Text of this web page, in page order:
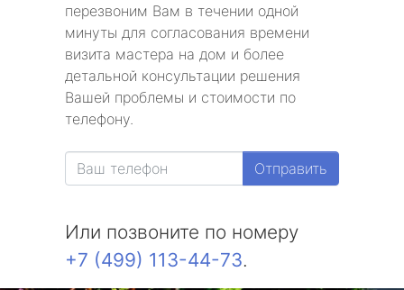
перезвоним Вам в течении одной
минуты для согласования времени
визита мастера на дом и более
детальной консультации решения
Вашей проблемы и стоимости по
телефону.
Отправить
Или позвоните по номеру
+7 (499) 113-44-73.